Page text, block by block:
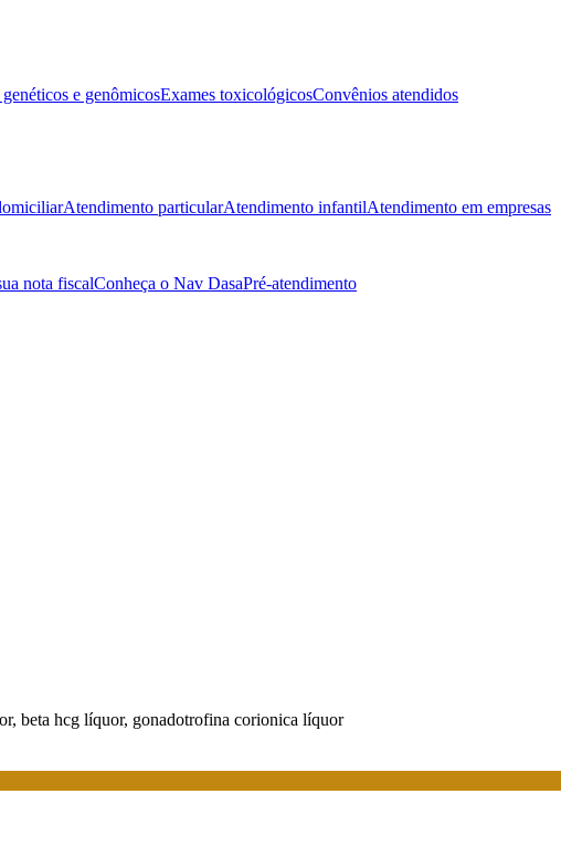
e genômicosExames toxicológicosConvênios atendidos
Atendimento particularAtendimento infantilAtendimento em empresas
nota fiscalConheça o Nav DasaPré-atendimento
beta hcg líquor, gonadotrofina corionica líquor